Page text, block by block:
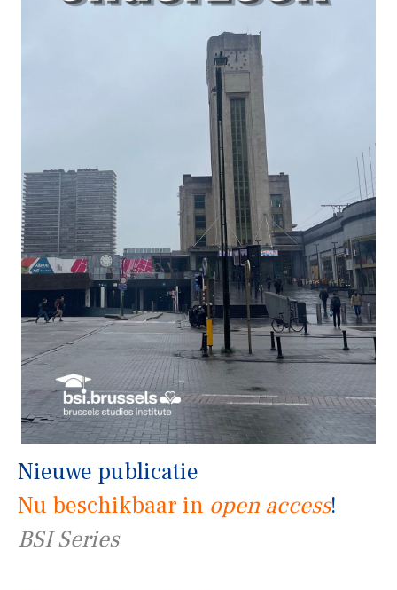
Nieuwe publicatie
Nu beschikbaar in open access!
BSI Series